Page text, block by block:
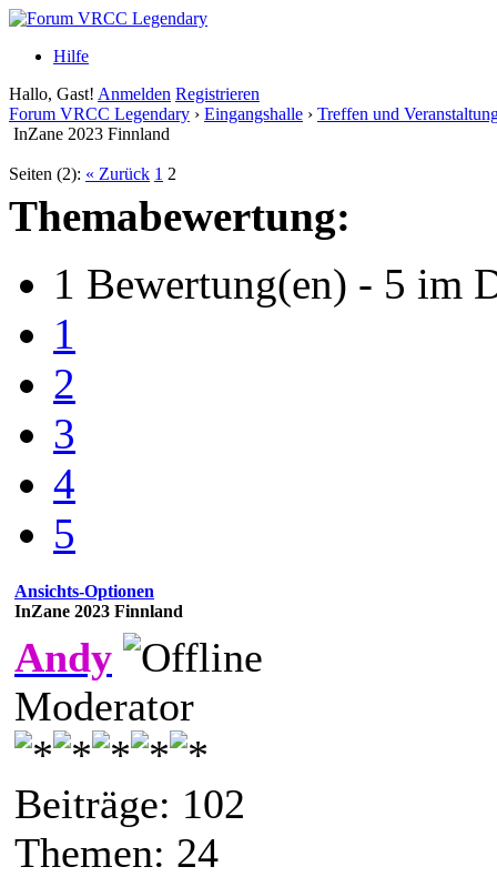
Hilfe
Hallo, Gast! Anmelden Registrieren
Forum VRCC Legendary › Eingangshalle › Treffen und
InZane 2023 Finnland
Seiten (2): « Zurück 1 2
Themabewertung:
1 Bewertung(en) - 5 im
1
2
3
4
5
Ansichts-Optionen
InZane 2023 Finnland
Andy
Moderator
Beiträge: 102
Themen: 24